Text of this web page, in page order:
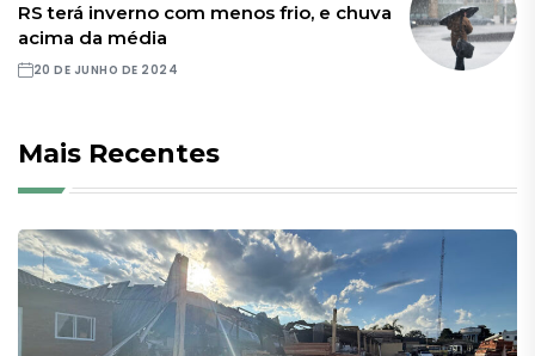
RS terá inverno com menos frio, e chuva
acima da média
20 DE JUNHO DE 2024
Mais Recentes